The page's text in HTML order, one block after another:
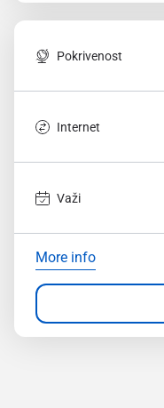
Pokrivenost
Internet
Važi
More info